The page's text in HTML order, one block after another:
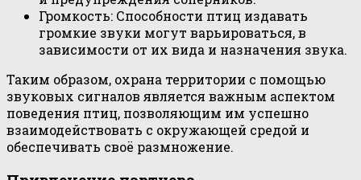
Громкость: Способности птиц издавать
громкие звуки могут варьироваться, в
зависимости от их вида и назначения звука.
Таким образом, охрана территории с помощью
звуковых сигналов является важным аспектом
поведения птиц, позволяющим им успешно
взаимодействовать с окружающей средой и
обеспечивать своё размножение.